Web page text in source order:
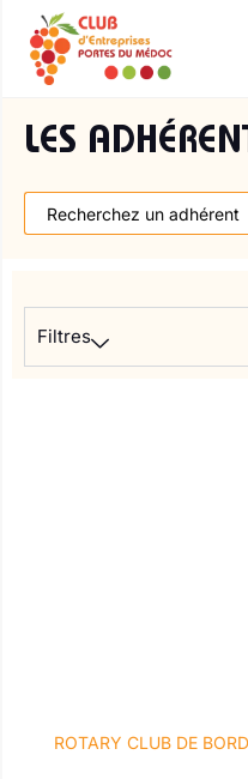
LES
Search
for:
Filtres
ROTARY CLUB DE